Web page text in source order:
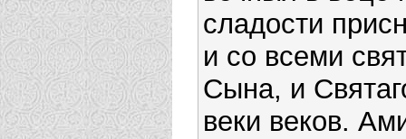
сладости
и со всеми
Сына, и
веки веков.